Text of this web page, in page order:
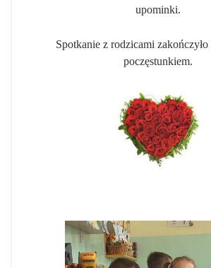
upominki.
Spotkanie z rodzicami zakończyło
poczęstunkiem.